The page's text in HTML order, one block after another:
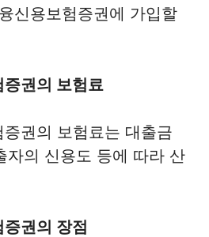
신용보험증권에 가입할
권의 보험료
권의 보험료는 대출금
자의 신용도 등에 따라 산
권의 장점